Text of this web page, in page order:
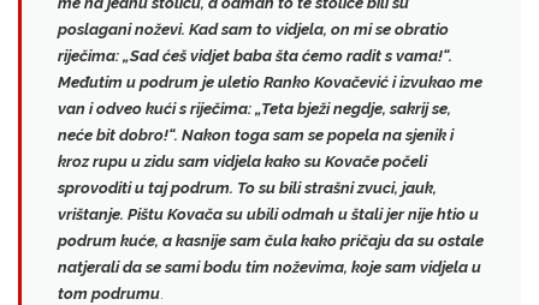
poslagani noževi. Kad sam to vidjela, on mi se obratio
riječima: „Sad ćeš vidjet baba šta ćemo radit s vama!“.
Međutim u podrum je uletio Ranko Kovačević i izvukao me
van i odveo kući s riječima: „Teta bježi negdje, sakrij se,
neće bit dobro!“. Nakon toga sam se popela na sjenik i
kroz rupu u zidu sam vidjela kako su Kovače počeli
sprovoditi u taj podrum. To su bili strašni zvuci, jauk,
vrištanje. Pištu Kovača su ubili odmah u štali jer nije htio u
podrum kuće, a kasnije sam čula kako pričaju da su ostale
natjerali da se sami bodu tim noževima, koje sam vidjela u
tom podrumu.